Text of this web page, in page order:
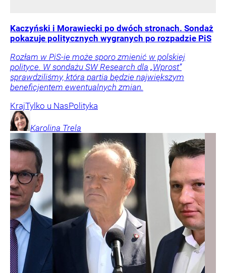
Kaczyński i Morawiecki po dwóch stronach. Sondaż
pokazuje politycznych wygranych po rozpadzie PiS
Rozłam w PiS-ie może sporo zmienić w polskiej
polityce. W sondażu SW Research dla „Wprost”
sprawdziliśmy, która partia będzie największym
beneficjentem ewentualnych zmian.
KrajTylko u NasPolityka
Karolina Trela